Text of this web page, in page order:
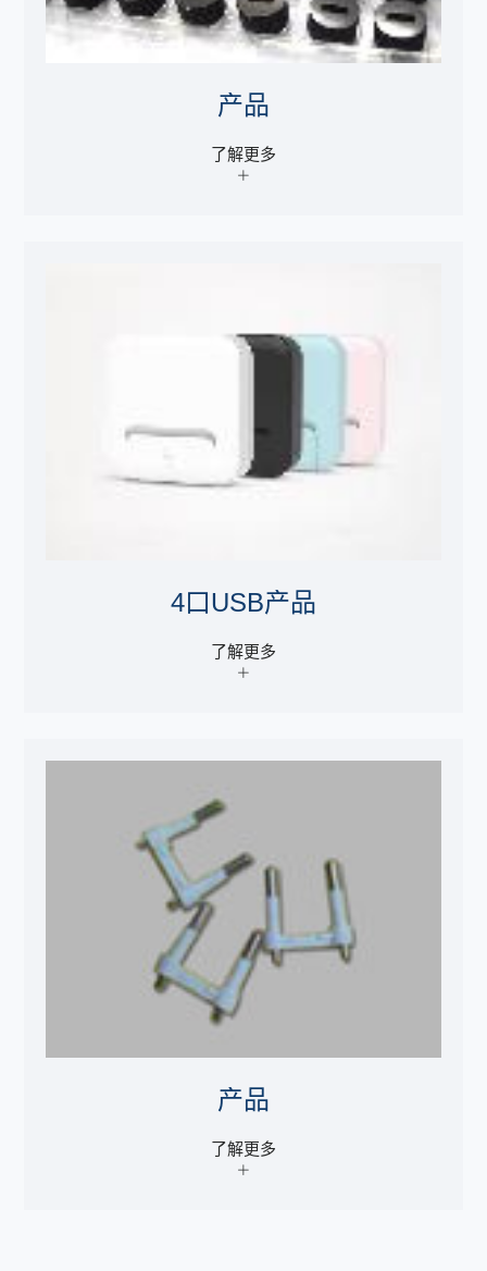
产品
了解更多
4口USB产品
了解更多
产品
了解更多